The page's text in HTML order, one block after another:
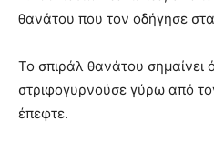
θανάτου που τον οδήγησε
Το σπιράλ θανάτου σημαίνει
στριφογυρνούσε γύρω από
έπεφτε.